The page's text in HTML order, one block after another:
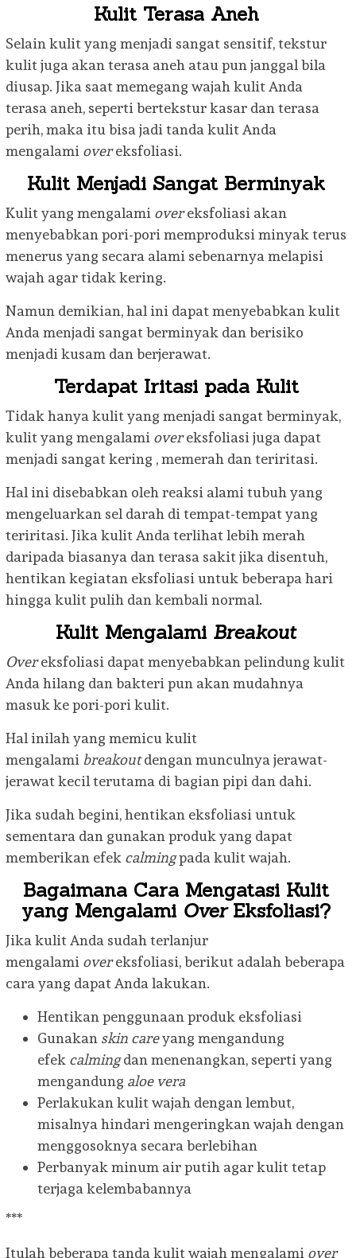
Kulit Terasa Aneh
Selain kulit yang menjadi sangat sensitif, tekstur
kulit juga akan terasa aneh atau pun janggal bila
diusap. Jika saat memegang wajah kulit Anda
terasa aneh, seperti bertekstur kasar dan terasa
perih, maka itu bisa jadi tanda kulit Anda
mengalami overeksfoliasi.
Kulit Menjadi Sangat Berminyak
Kulit yang mengalami overeksfoliasi akan
menyebabkan pori-pori memproduksi minyak terus
menerus yang secara alami sebenarnya melapisi
wajah agar tidak kering.
Namun demikian, hal ini dapat menyebabkan kulit
Anda menjadi sangat berminyak dan berisiko
menjadi kusam dan berjerawat.
Terdapat Iritasi pada Kulit
Tidak hanya kulit yang menjadi sangat berminyak,
kulit yang mengalami overeksfoliasi juga dapat
menjadi sangat kering , memerah dan teriritasi.
Hal ini disebabkan oleh reaksi alami tubuh yang
mengeluarkan sel darah di tempat-tempat yang
teriritasi. Jika kulit Anda terlihat lebih merah
daripada biasanya dan terasa sakit jika disentuh,
hentikan kegiatan eksfoliasi untuk beberapa hari
hingga kulit pulih dan kembali normal.
Kulit Mengalami Breakout
Overeksfoliasi dapat menyebabkan pelindung kulit
Anda hilang dan bakteri pun akan mudahnya
masuk ke pori-pori kulit.
Hal inilah yang memicu kulit
mengalami breakoutdengan munculnya jerawat-
jerawat kecil terutama di bagian pipi dan dahi.
Jika sudah begini, hentikan eksfoliasi untuk
sementara dan gunakan produk yang dapat
memberikan efek calmingpada kulit wajah.
Bagaimana Cara Mengatasi Kulit
yang Mengalami OverEksfoliasi?
Jika kulit Anda sudah terlanjur
mengalami overeksfoliasi, berikut adalah beberapa
cara yang dapat Anda lakukan.
Hentikan penggunaan produk eksfoliasi
Gunakan skin careyang mengandung
efek calmingdan menenangkan, seperti yang
mengandung aloe vera
Perlakukan kulit wajah dengan lembut,
misalnya hindari mengeringkan wajah dengan
menggosoknya secara berlebihan
Perbanyak minum air putih agar kulit tetap
terjaga kelembabannya
***
Itulah beberapa tanda kulit wajah mengalami over